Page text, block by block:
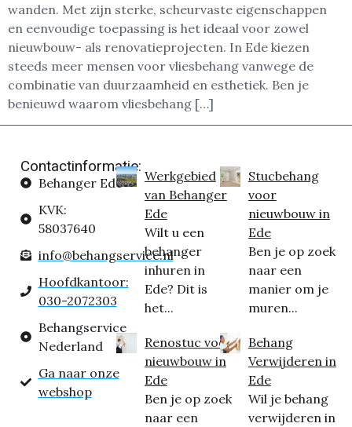
wanden. Met zijn sterke, scheurvaste eigenschappen
en eenvoudige toepassing is het ideaal voor zowel
nieuwbouw- als renovatieprojecten. In Ede kiezen
steeds meer mensen voor vliesbehang vanwege de
combinatie van duurzaamheid en esthetiek. Ben je
benieuwd waarom vliesbehang […]
Contactinformatie:
Behanger Ede
KVK:
58037640
info@behangservice.nl
Hoofdkantoor:
030-2072303
Behangservice
Nederland
Ga naar onze
webshop
Werkgebied
van Behanger
Ede
Wilt u een
behanger
inhuren in
Ede? Dit is
het...
Renostuc voor
nieuwbouw in
Ede
Ben je op zoek
naar een
Stucbehang
voor
nieuwbouw in
Ede
Ben je op zoek
naar een
manier om je
muren...
Behang
Verwijderen in
Ede
Wil je behang
verwijderen in